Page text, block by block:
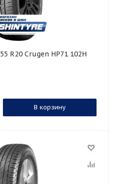
55 R20 Crugen HP71 102H
В корзину